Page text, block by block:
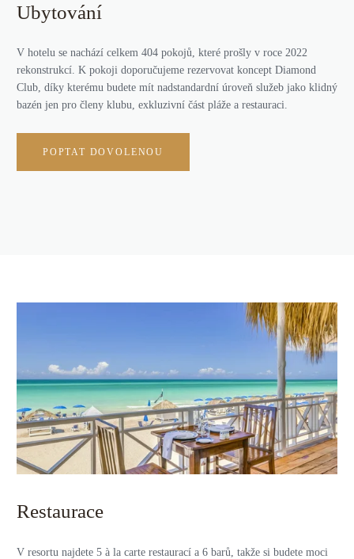
Ubytování
V hotelu se nachází celkem 404 pokojů, které prošly v roce 2022
rekonstrukcí. K pokoji doporučujeme rezervovat koncept Diamond
Club, díky kterému budete mít nadstandardní úroveň služeb jako klidný
bazén jen pro členy klubu, exkluzivní část pláže a restauraci.
POPTAT DOVOLENOU
Restaurace
V resortu najdete 5 à la carte restaurací a 6 barů, takže si budete moci